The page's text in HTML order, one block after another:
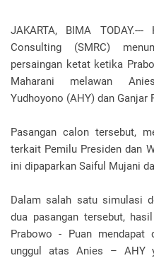
JAKARTA, BIMA
Consulting (SMRC)
persaingan ketat ketika
Maharani melawan
Yudhoyono (AHY) dan
Pasangan calon tersebut,
terkait Pemilu Presiden dan
ini dipaparkan Saiful Mujani
Dalam salah satu simulasi
dua pasangan tersebut,
Prabowo - Puan mendapat
unggul atas Anies – AHY